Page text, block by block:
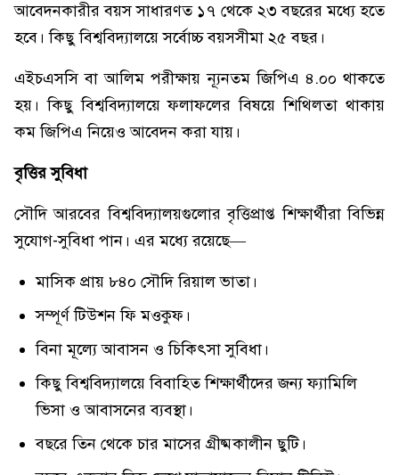
আবেদনকারীর বয়স সাধারণত ১৭ থেকে ২৩ বছরের মধ্যে হতে
হবে। কিছু বিশ্ববিদ্যালয়ে সর্বোচ্চ বয়সসীমা ২৫ বছর।
এইচএসসি বা আলিম পরীক্ষায় ন্যূনতম জিপিএ ৪.০০ থাকতে
হয়। কিছু বিশ্ববিদ্যালয়ে ফলাফলের বিষয়ে শিথিলতা থাকায়
কম জিপিএ নিয়েও আবেদন করা যায়।
বৃত্তির সুবিধা
সৌদি আরবের বিশ্ববিদ্যালয়গুলোর বৃত্তিপ্রাপ্ত শিক্ষার্থীরা বিভিন্ন
সুযোগ-সুবিধা পান। এর মধ্যে রয়েছে—
মাসিক প্রায় ৮৪০ সৌদি রিয়াল ভাতা।
সম্পূর্ণ টিউশন ফি মওকুফ।
বিনা মূল্যে আবাসন ও চিকিৎসা সুবিধা।
কিছু বিশ্ববিদ্যালয়ে বিবাহিত শিক্ষার্থীদের জন্য ফ্যামিলি
ভিসা ও আবাসনের ব্যবস্থা।
বছরে তিন থেকে চার মাসের গ্রীষ্মকালীন ছুটি।